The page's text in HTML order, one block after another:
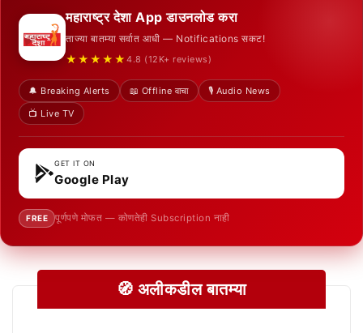
महाराष्ट्र देशा App डाउनलोड करा
ताज्या बातम्या सर्वात आधी — Notifications सकट!
★★★★★ 4.8 (12K+ reviews)
🔔 Breaking Alerts 📖 Offline वाचा
🎙️ Audio News
📺 Live TV
GET IT ON
Google Play
FREE पूर्णपणे मोफत — कोणतेही Subscription नाही
🧭 अलीकडील बातम्या